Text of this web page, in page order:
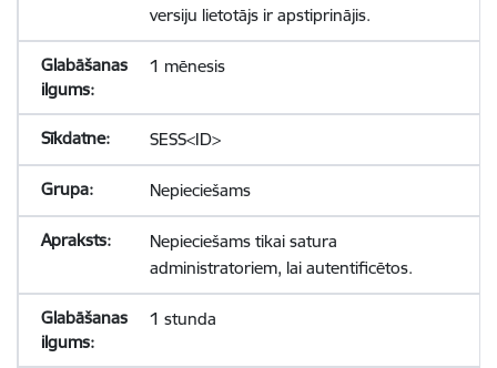
versiju lietotājs ir apstiprinājis.
1 mēnesis
SESS<ID>
Nepieciešams
Nepieciešams tikai satura
administratoriem, lai autentificētos.
1 stunda